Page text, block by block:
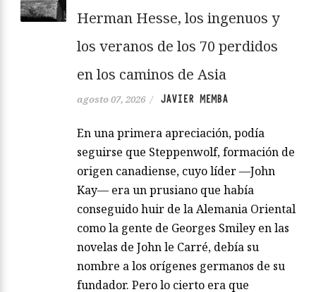
Herman Hesse, los ingenuos y
los veranos de los 70 perdidos
en los caminos de Asia
agosto 07, 2026 / JAVIER MEMBA
En una primera apreciación, podía
seguirse que Steppenwolf, formación de
origen canadiense, cuyo líder —John
Kay— era un prusiano que había
conseguido huir de la Alemania Oriental
como la gente de Georges Smiley en las
novelas de John le Carré, debía su
nombre a los orígenes germanos de su
fundador. Pero lo cierto era que